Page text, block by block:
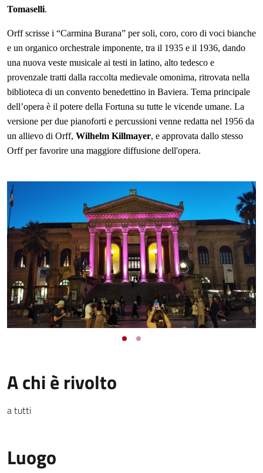
Tomaselli.
Orff scrisse i “Carmina Burana” per soli, coro, coro di voci bianche
e un organico orchestrale imponente, tra il 1935 e il 1936, dando
una nuova veste musicale ai testi in latino, alto tedesco e
provenzale tratti dalla raccolta medievale omonima, ritrovata nella
biblioteca di un convento benedettino in Baviera. Tema principale
dell’opera è il potere della Fortuna su tutte le vicende umane. La
versione per due pianoforti e percussioni venne redatta nel 1956 da
un allievo di Orff, Wilhelm Killmayer, e approvata dallo stesso
Orff per favorire una maggiore diffusione dell'opera.
A chi è rivolto
a tutti
Luogo